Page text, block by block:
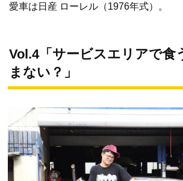
愛車は日産 ローレル（1976年式）。
Vol.4「サービスエリアで食
まない？」